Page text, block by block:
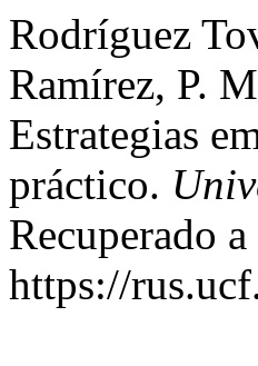
Rodríguez
Ramírez, P.
Estrategias
práctico.
Recuperado
https://